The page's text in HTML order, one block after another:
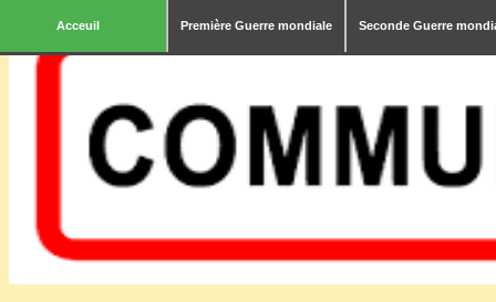
Acceuil Première Guerre mondiale Seconde Guerre